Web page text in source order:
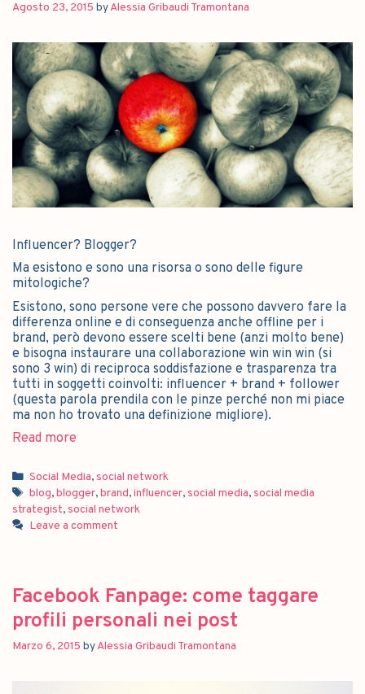
Agosto 23, 2015 byAlessia Gribaudi Tramontana
Influencer? Blogger?
Ma esistono e sono una risorsa o sono delle figure
mitologiche?
Esistono, sono persone vere che possono davvero fare la
differenza online e di conseguenza anche offline per i
brand, però devono essere scelti bene (anzi molto bene)
e bisogna instaurare una collaborazione win win win (si
sono 3 win) di reciproca soddisfazione e trasparenza tra
tutti in soggetti coinvolti: influencer + brand + follower
(questa parola prendila con le pinze perché non mi piace
ma non ho trovato una definizione migliore).
Read more
Social Media, social network
blog,blogger,brand,influencer, social media, social media
strategist, social network
Leave a comment
Facebook Fanpage: come taggare
profili personali nei post
Marzo 6, 2015 byAlessia Gribaudi Tramontana